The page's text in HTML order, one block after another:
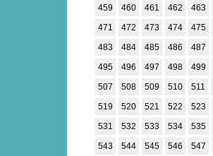
459
460 461 462 463
471
472 473 474 475
483
484 485 486 487
495
496 497 498 499
507
508 509 510 511
519
520 521 522 523
531
532 533 534 535
543
544 545 546 547